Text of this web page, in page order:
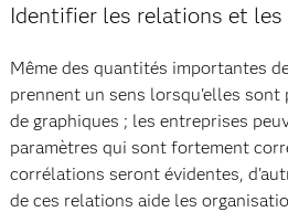
Identifier les relations et les
Même des quantités importantes
prennent un sens lorsqu'elles sont
de graphiques ; les entreprises
paramètres qui sont fortement
corrélations seront évidentes,
de ces relations aide les